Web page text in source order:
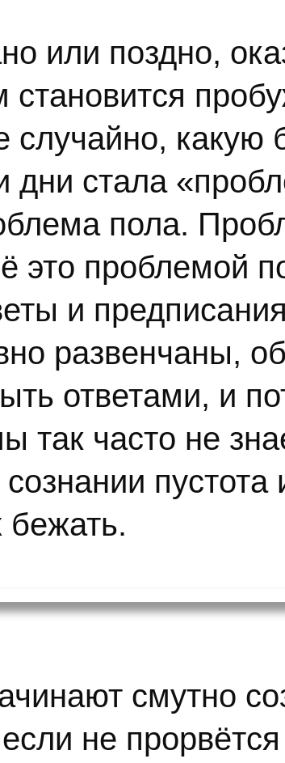
или поздно,
случайно,
дни стала
пола.
это проблемой
и
развенчаны,
ответами, и
так часто не
пустота
бежать.
смутно
не